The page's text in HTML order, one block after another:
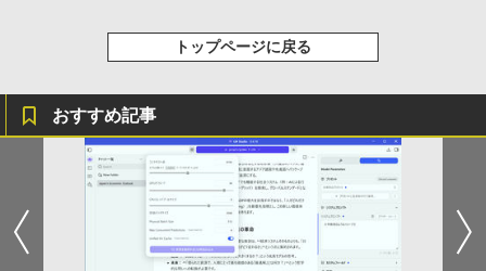
トップページに戻る
おすすめ記事